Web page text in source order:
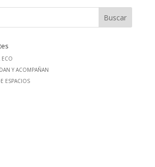
ECO
Y ACOMPAÑAN
ESPACIOS